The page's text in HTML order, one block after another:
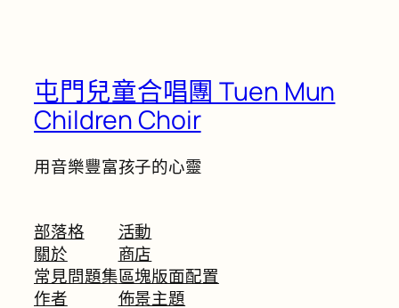
屯門兒童合唱團 Tuen Mun
Children Choir
用音樂豐富孩子的心靈
部落格
關於
常見問題集
作者
活動
商店
區塊版面配置
佈景主題